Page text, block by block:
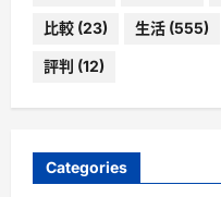
比較 (23) 生活 (555)
評判 (12)
Categories